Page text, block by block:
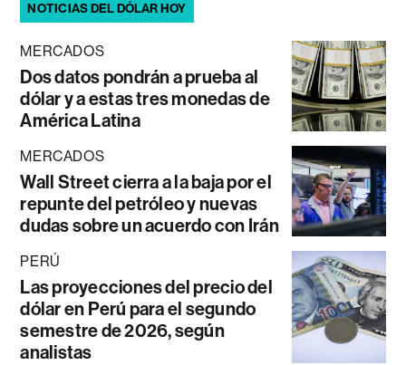
NOTICIAS DEL DÓLAR HOY
MERCADOS
Dos datos pondrán a prueba al
dólar y a estas tres monedas de
América Latina
MERCADOS
Wall Street cierra a la baja por el
repunte del petróleo y nuevas
dudas sobre un acuerdo con Irán
PERÚ
Las proyecciones del precio del
dólar en Perú para el segundo
semestre de 2026, según
analistas